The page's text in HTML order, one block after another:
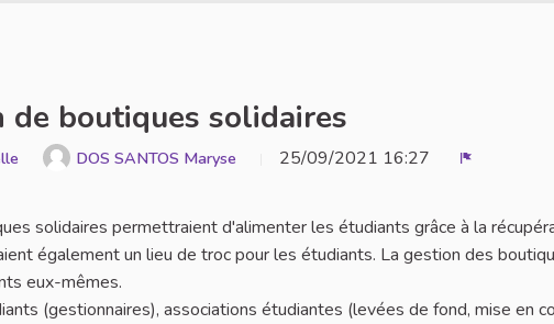
boutiques solidaires
DOS SANTOS Maryse 25/09/2021 16:27
solidaires permettraient d'alimenter les étudiants grâce à la
également un lieu de troc pour les étudiants. La gestion des
eux-mêmes.
(gestionnaires), associations étudiantes (levées de fond, mise en